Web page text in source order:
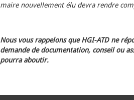
maire nouvellement élu devra rendre
Nous vous rappelons que HGI-ATD ne
demande de documentation, conseil ou
pourra aboutir.